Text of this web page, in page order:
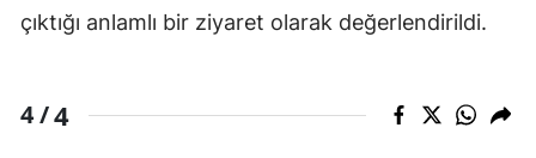
çıktığı anlamlı bir ziyaret olarak değerlendirildi.
4 /4